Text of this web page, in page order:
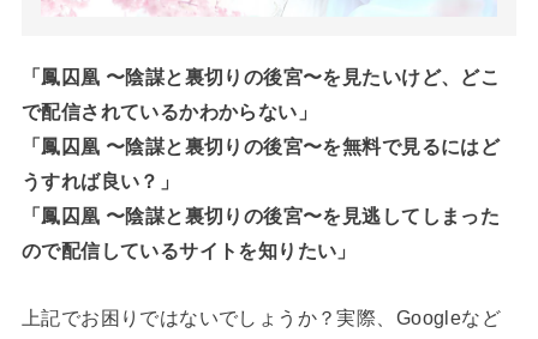
「鳳囚凰 〜陰謀と裏切りの後宮〜を見たいけど、どこ
で配信されているかわからない」
「鳳囚凰 〜陰謀と裏切りの後宮〜を無料で見るにはど
うすれば良い？」
「鳳囚凰 〜陰謀と裏切りの後宮〜を見逃してしまった
ので配信しているサイトを知りたい」
上記でお困りではないでしょうか？実際、Googleなど